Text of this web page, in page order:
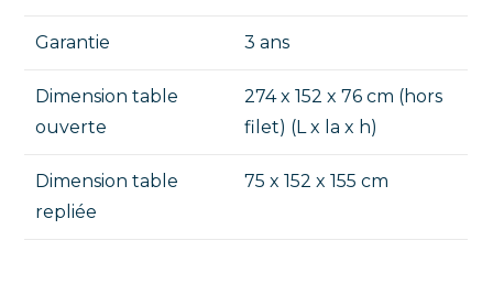
Garantie 3 ans
Dimension table
ouverte
274 x 152 x 76 cm (hors
filet) (L x la x h)
Dimension table
repliée
75 x 152 x 155 cm